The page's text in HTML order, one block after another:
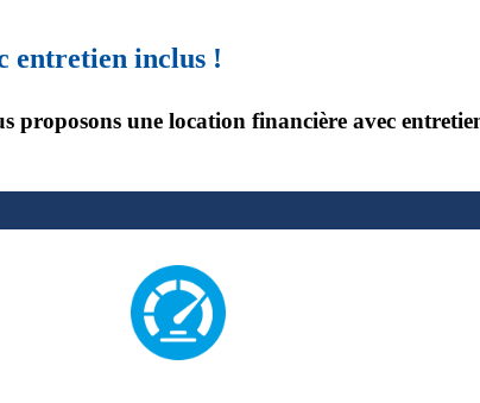
entretien inclus !
une location financière avec